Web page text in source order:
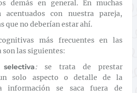
demás en general. En muchas
acentuados con nuestra pareja,
que no deberían estar ahí.
más frecuentes en las
son las siguientes:
: se trata de prestar
solo aspecto o detalle de la
información se saca fuera de